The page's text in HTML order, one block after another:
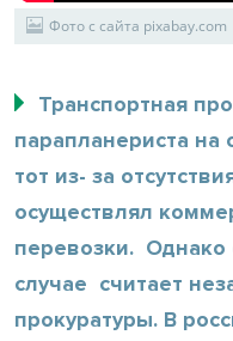
Фото с сайта pixabay.com
Транспортная
парапланериста на
тот из- за
осуществлял
перевозки. Однако
случае считает
прокуратуры. В